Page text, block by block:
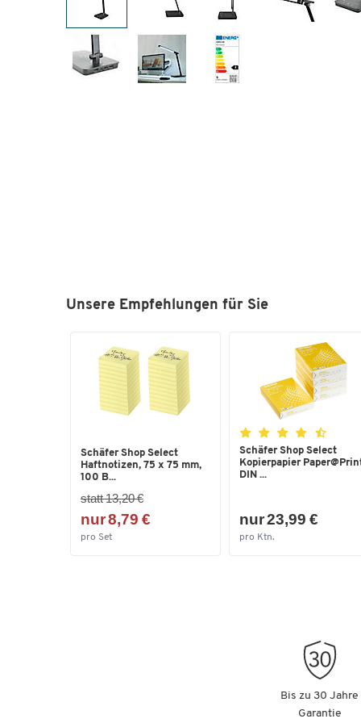
Unsere Empfehlungen für Sie
Schäfer Shop Select
Haftnotizen, 75 x 75 mm,
100 B...
statt 13,20 €
nur 8,79 €
pro Set
Schäfer Shop Select
Kopierpapier
DIN ...
nur 23,99 €
pro Ktn.
Bis zu 30 Jahre
Garantie